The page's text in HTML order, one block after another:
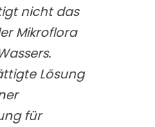
nicht das
Mikroflora
Lösung
für